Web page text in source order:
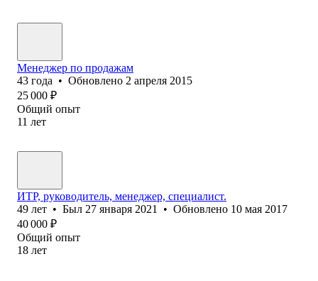
Менеджер по продажам
43 года • Обновлено 2 апреля 2015
25 000 ₽
Общий опыт
11 лет
ИТР, руководитель, менеджер, специалист.
49 лет • Был 27 января 2021 • Обновлено 10 мая 2017
40 000 ₽
Общий опыт
18 лет